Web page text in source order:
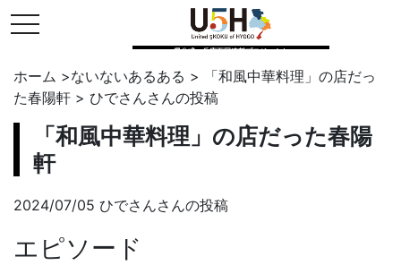
toggle navigation
県公式・兵庫五国連邦プロジェクト
ホーム >ないないあるある >
「和風中華料理」の店だっ
た春陽軒 > ひでさんさんの投稿
「和風中華料理」の店だった春陽
軒
2024/07/05 ひでさんさんの投稿
エピソード